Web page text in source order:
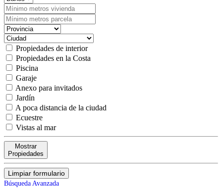
Propiedades de interior
Propiedades en la Costa
Piscina
Garaje
Anexo para invitados
Jardín
A poca distancia de la ciudad
Ecuestre
Vistas al mar
Mostrar
Propiedades
Limpiar formulario
Búsqueda Avanzada